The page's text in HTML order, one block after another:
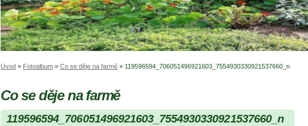
Úvod » Fotoalbum » Co se děje na farmě » 119596594_706051496921603_7554930330921537660_n
Co se děje na farmě
119596594_706051496921603_7554930330921537660_n